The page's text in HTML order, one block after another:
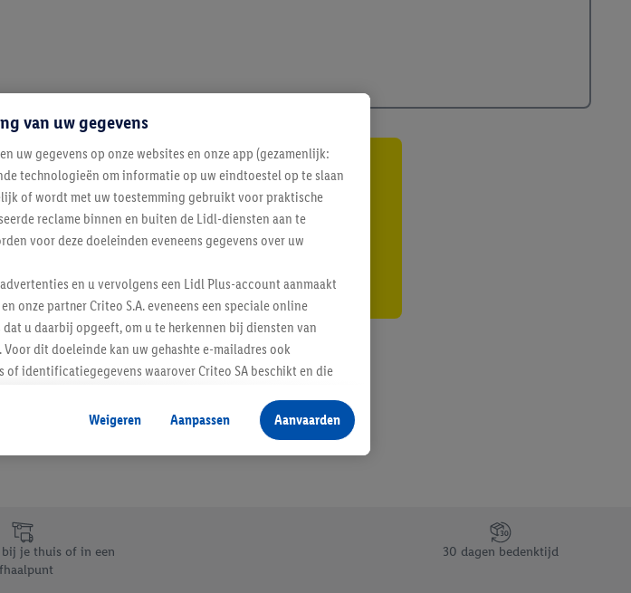
Blijf op de hoogte
Schrijf je in op de newsletter
je thuis of in een
30 dagen bedenktijd
van uw gegevens
uw gegevens op onze websites en onze app (gezamenlijk:
technologieën om informatie op uw eindtoestel op te slaan
of wordt met uw toestemming gebruikt voor praktische
reclame binnen en buiten de Lidl-diensten aan te
voor deze doeleinden eveneens gegevens over uw
en u vervolgens een Lidl Plus-account aanmaakt
onze partner Criteo S.A. eveneens een speciale online
u daarbij opgeeft, om u te herkennen bij diensten van
dit doeleinde kan uw gehashte e-mailadres ook
identificatiegegevens waarover Criteo SA beschikt en die
van retargeting, d.w.z. advertenties voor producten waarin
de webshop aan uw winkelmandje toe te voegen, maar het
Lidl-diensten worden weergegeven als er met behulp
en meer informatie vinden over de gegevensverwerking.
de noodzakelijke technologieën toestaan. Door op
alle bovengenoemde doeleinden. Meer informatie,
Weigeren Aanpassen Aanvaarden